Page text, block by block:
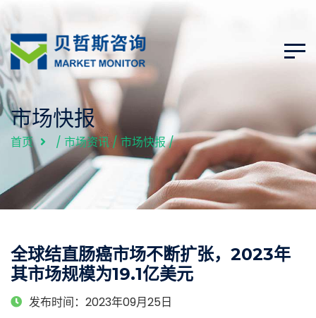
市场快报
首页 / 市场资讯/市场快报/
全球结直肠癌市场不断扩张，2023年
其市场规模为19.1亿美元
发布时间：2023年09月25日